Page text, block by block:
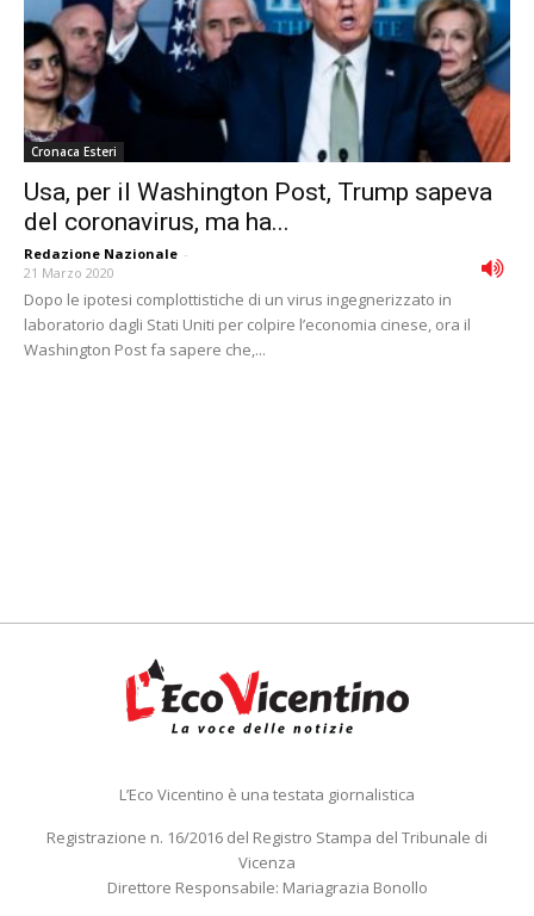
Cronaca Esteri
Usa, per il Washington Post, Trump sapeva
del coronavirus, ma ha...
Redazione Nazionale -
21 Marzo 2020
Dopo le ipotesi complottistiche di un virus ingegnerizzato in
laboratorio dagli Stati Uniti per colpire l’economia cinese, ora il
Washington Post fa sapere che,...
L’Eco Vicentino è una testata giornalistica
Registrazione n. 16/2016 del Registro Stampa del Tribunale di
Vicenza
Direttore Responsabile: Mariagrazia Bonollo